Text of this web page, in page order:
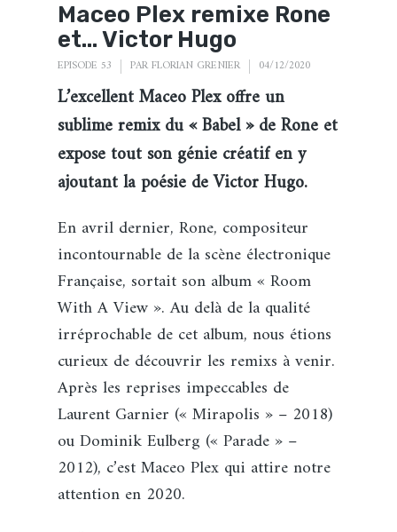
Maceo Plex remixe Rone
et… Victor Hugo
EPISODE 53 PARFLORIAN GRENIER 04/12/2020
L’excellent Maceo Plex offre un
sublime remix du « Babel » de Rone et
expose tout son génie créatif en y
ajoutant la poésie de Victor Hugo.
En avril dernier, Rone, compositeur
incontournable de la scène électronique
Française, sortait son album « Room
With A View ». Au delà de la qualité
irréprochable de cet album, nous étions
curieux de découvrir les remixs à venir.
Après les reprises impeccables de
Laurent Garnier (« Mirapolis » – 2018)
ou Dominik Eulberg (« Parade » –
2012), c’est Maceo Plex qui attire notre
attention en 2020.